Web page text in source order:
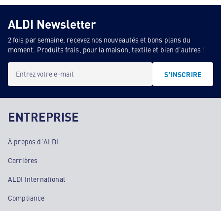
ALDI Newsletter
2 fois par semaine, recevez nos nouveautés et bons plans du
moment. Produits frais, pour la maison, textile et bien d'autres !
Entrez votre e-mail S'INSCRIRE
ENTREPRISE
À propos d'ALDI
Carrières
ALDI International
Compliance